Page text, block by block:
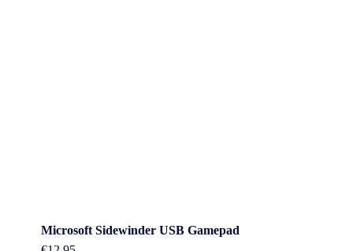
Microsoft Sidewinder USB Gamepad